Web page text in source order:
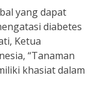
yang dapat
diabetes
Ketua
“Tanaman
khasiat dalam